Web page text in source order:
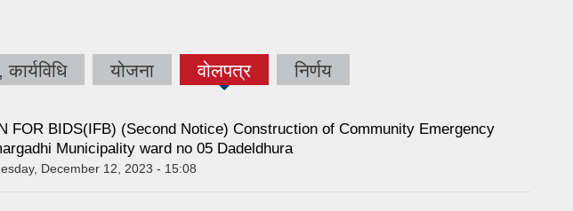
योजना वोलपत्र
(active
निर्णय
FOR BIDS(IFB) (Second Notice) Construction of Community Emergency
Municipality ward no 05 Dadeldhura
December 12, 2023 - 15:08